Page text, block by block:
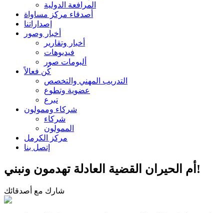
المرافعة الدولية
أصدقاء مركز مساواة
إصداراتنا
أخبار وصور
أخبار وتقارير
فيديوهات
ألبومات صور
كُن فعالاً
التدريب المهني والتخصص
عضوية وتطوع
تبرع
شركاء وممولون
شركاء
الممولون
مركز الكرمل
إتصل بنا
أم الحيران القضية العادلة تهدمون ونبني!
شارك مع أصدقائك